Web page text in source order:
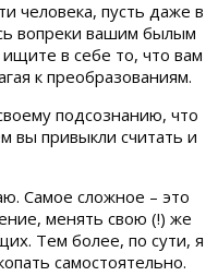
человека, пусть даже в
вопреки вашим былым
ищите в себе то, что вам
к преобразованиям.
подсознанию, что
вы привыкли считать и
Самое сложное – это
менять свою (!) же
Тем более, по сути, я
самостоятельно.